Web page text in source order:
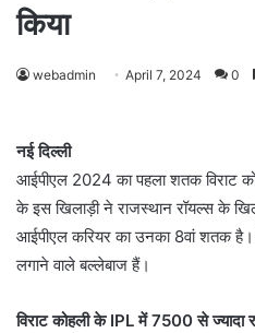
किया
webadmin April 7, 2024 0
नई दिल्ली
आईपीएल 2024 का पहला शतक विराट
के इस खिलाड़ी ने राजस्थान रॉयल्स के
आईपीएल करियर का उनका 8वां शतक है।
लगाने वाले बल्लेबाज हैं।
विराट कोहली के IPL में 7500 से ज्यादा